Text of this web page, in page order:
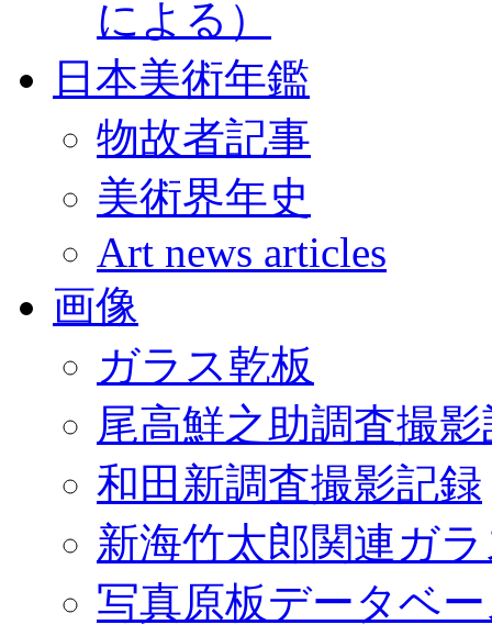
による）
日本美術年鑑
物故者記事
美術界年史
Art news articles
画像
ガラス乾板
尾高鮮之助調査撮
和田新調査撮影記録
新海竹太郎関連ガ
写真原板データベ